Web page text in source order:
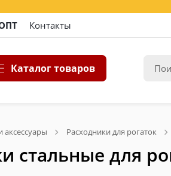
Контакты
Каталог товаров
аксессуары Расходники для рогаток
стальные для